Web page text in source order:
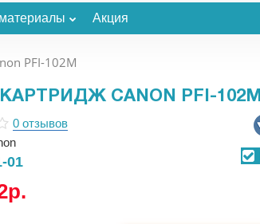
Акция
PFI-102M
CANON PFI-102M
0 отзывов
01